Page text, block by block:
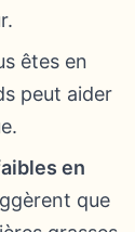
êtes en
peut aider
en
que